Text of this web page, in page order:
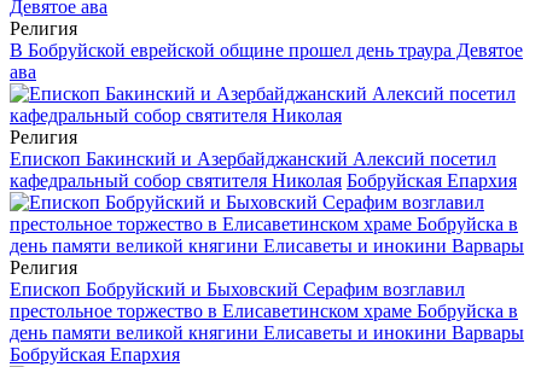
Религия
В Бобруйской еврейской общине прошел день траура Девятое
ава
Религия
Епископ Бакинский и Азербайджанский Алексий посетил
кафедральный собор святителя Николая Бобруйская Епархия
Религия
Епископ Бобруйский и Быховский Серафим возглавил
престольное торжество в Елисаветинском храме Бобруйска в
день памяти великой княгини Елисаветы и инокини Варвары
Бобруйская Епархия